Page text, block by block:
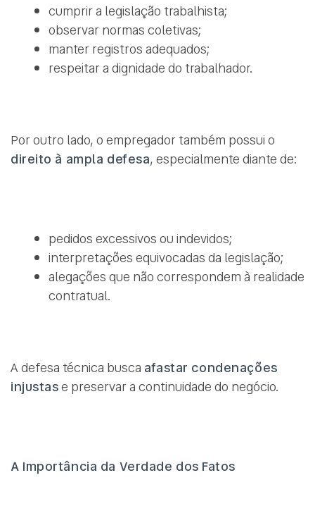
cumprir a legislação trabalhista;
observar normas coletivas;
manter registros adequados;
respeitar a dignidade do trabalhador.
Por outro lado, o empregador também possui o
direito à ampla defesa, especialmente diante de:
pedidos excessivos ou indevidos;
interpretações equivocadas da legislação;
alegações que não correspondem à realidade
contratual.
A defesa técnica busca afastar condenações
injustase preservar a continuidade do negócio.
A Importância da Verdade dos Fatos